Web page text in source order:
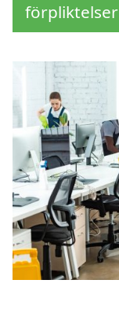
förpliktelser